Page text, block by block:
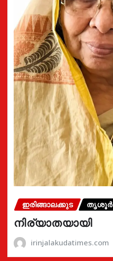
ഇരിങ്ങാലക്കുട തൃശൂർ
നിര്യാതയായി
irinjalakudatimes.com